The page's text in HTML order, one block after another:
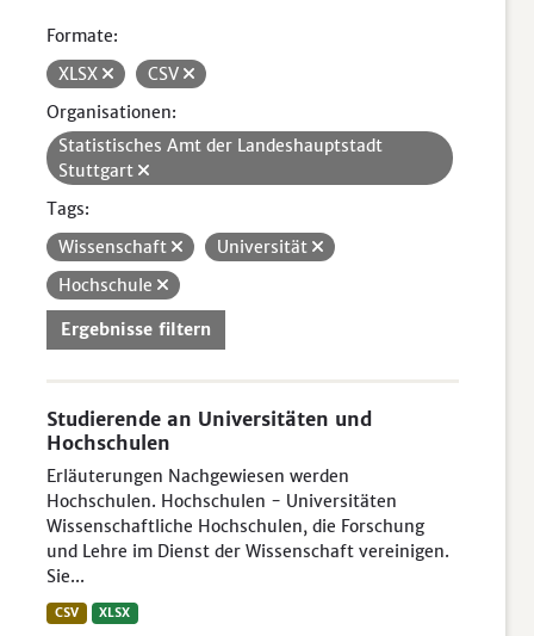
Formate:
XLSX
CSV
Organisationen:
Statistisches Amt der Landeshauptstadt
Stuttgart
Tags:
Wissenschaft
Universität
Hochschule
Ergebnisse filtern
Studierende an Universitäten und
Hochschulen
Erläuterungen Nachgewiesen werden
Hochschulen. Hochschulen - Universitäten
Wissenschaftliche Hochschulen, die Forschung
und Lehre im Dienst der Wissenschaft vereinigen.
Sie...
CSV XLSX